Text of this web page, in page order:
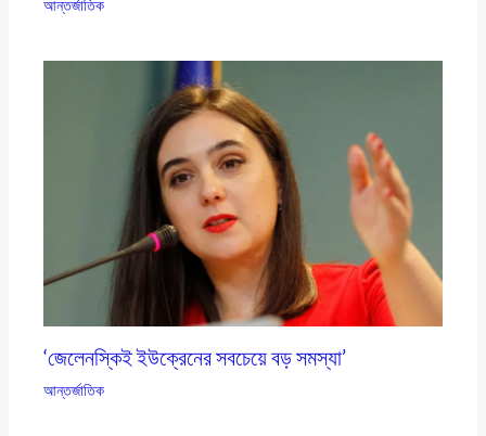
আন্তর্জাতিক
‘জেলেনস্কিই ইউক্রেনের সবচেয়ে বড় সমস্যা’
আন্তর্জাতিক